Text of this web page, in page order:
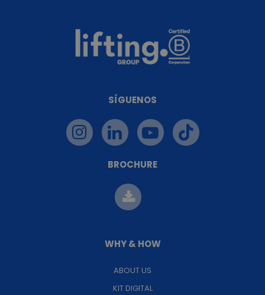
SÍGUENOS
BROCHURE
WHY & HOW
ABOUT US
KIT DIGITAL